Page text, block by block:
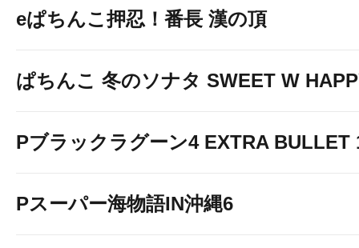
eぱちんこ押忍！番長 漢の頂
ぱちんこ 冬のソナタ SWEET W
Pブラックラグーン4 EXTRA BULLET
Pスーパー海物語IN沖縄6